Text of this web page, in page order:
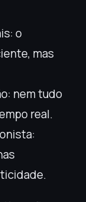
o
mas
nem tudo
real.